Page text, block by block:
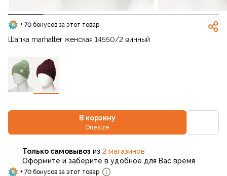
+ 70 бонусов за этот товар
Шапка marhatter женская 14550/2 винный
В корзину
Onesize
Только самовывоз из 2 магазинов
Оформите и заберите в удобное для Вас время
+ 70 бонусов за этот товар